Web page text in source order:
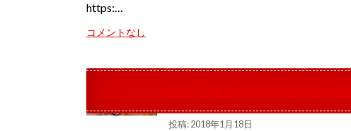
https:…
コメントなし
投稿: 2018年1月18日